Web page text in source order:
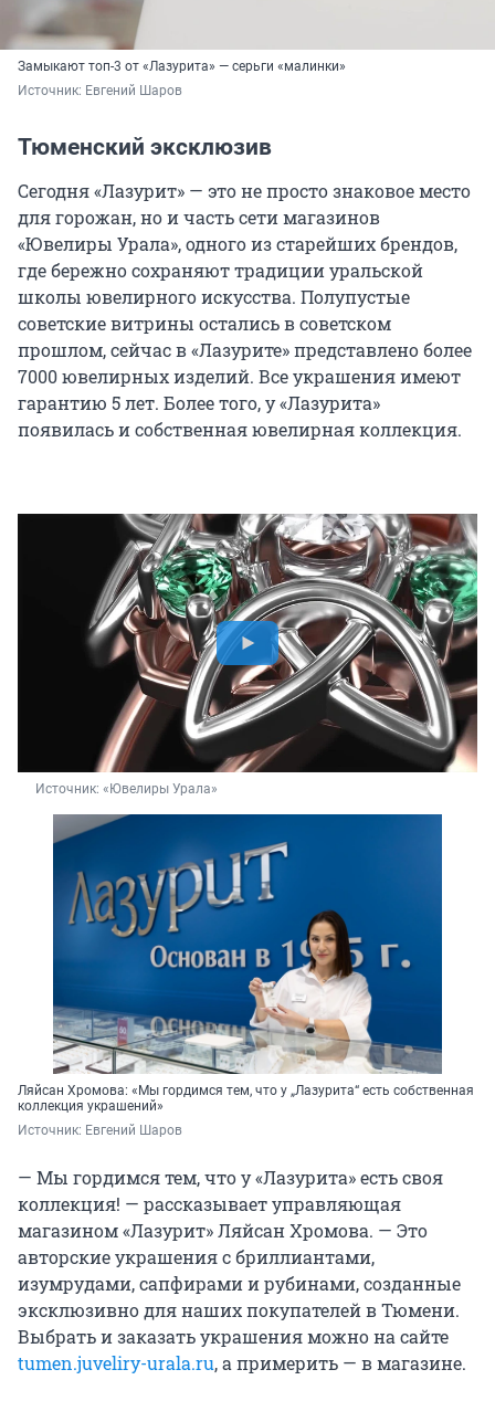
Замыкают топ-3 от «Лазурита» — серьги «малинки»
Источник: Евгений Шаров
Тюменский эксклюзив
Сегодня «Лазурит» — это не просто знаковое место
для горожан, но и часть сети магазинов
«Ювелиры Урала», одного из старейших брендов,
где бережно сохраняют традиции уральской
школы ювелирного искусства. Полупустые
советские витрины остались в советском
прошлом, сейчас в «Лазурите» представлено более
7000 ювелирныхизделий. Все украшения имеют
гарантию 5 лет. Более того, у «Лазурита»
появилась и собственная ювелирная коллекция.
Источник: «Ювелиры Урала»
Ляйсан Хромова: «Мы гордимся тем, что у „Лазурита“ есть собственная
коллекция украшений»
Источник: Евгений Шаров
— Мы гордимся тем, что у «Лазурита» есть своя
коллекция! — рассказывает управляющая
магазином «Лазурит» Ляйсан Хромова. — Это
авторские украшения с бриллиантами,
изумрудами, сапфирами и рубинами, созданные
эксклюзивно для наших покупателей в Тюмени.
Выбрать и заказать украшения можно на сайте
tumen.juveliry-urala.ru, а примерить — в магазине.